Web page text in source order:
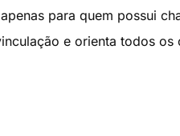
para quem possui
e orienta todos os